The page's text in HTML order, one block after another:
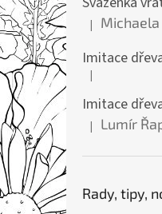
Hodnocení
| Michaela
Imitace
Hodnocení
|
Imitace
Hodnocení
| Lumír
Rady, tipy,